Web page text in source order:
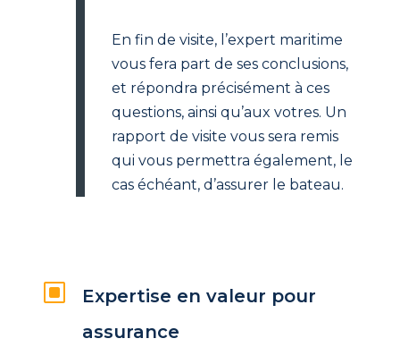
En fin de visite, l’expert maritime
vous fera part de ses conclusions,
et répondra précisément à ces
questions, ainsi qu’aux votres. Un
rapport de visite vous sera remis
qui vous permettra également, le
cas échéant, d’assurer le bateau.
W
Expertise en valeur pour
assurance